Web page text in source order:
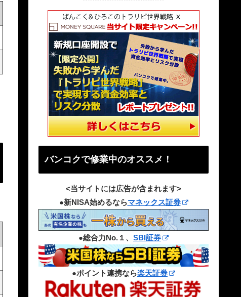
バンコクで修業中のオススメ！
<当サイトには広告が含まれます>
●新NISA始めるならマネックス証券
●総合力No.１、 SBI証券
●ポイント連携なら楽天証券